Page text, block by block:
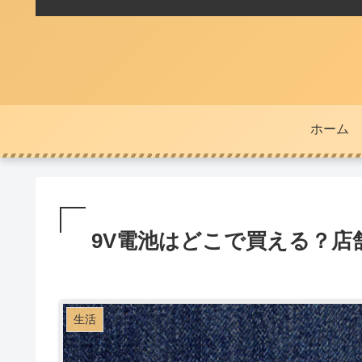
ホーム
9V電池はどこで買える？店
生活